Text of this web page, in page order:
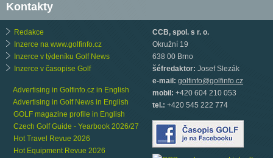
Kontakty
Redakce
Inzerce na www.golfinfo.cz
Inzerce v týdeníku Golf News
Inzerce v časopise Golf
Advertising in Golfinfo.cz in English
Advertising in Golf News in English
GOLF magazine profile in English
Czech Golf Guide - Yearbook 2026/27
Hot Travel Revue 2026
Hot Equipment Revue 2026
CCB, spol. s r. o.
Okružní 19
638 00 Brno
šéfredaktor: Josef Slezák
e-mail: golfinfo@golfinfo.cz
mobil: +420 604 210 053
tel.: +420 545 222 774